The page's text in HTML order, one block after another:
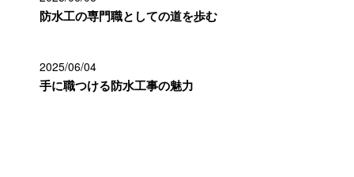
防水工の専門職としての道を歩む
2025/06/04
手に職つける防水工事の魅力